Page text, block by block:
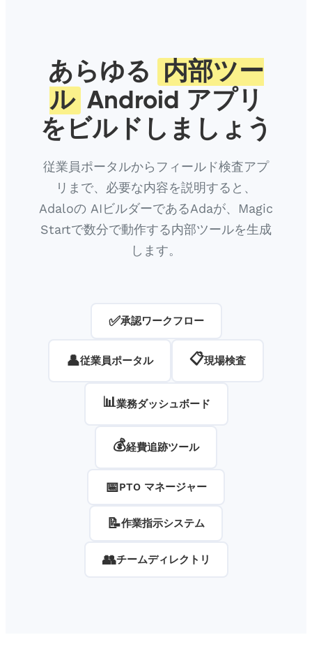
あらゆる
内部ツー
ル Android アプリ
をビルドしましょう
従業員ポータルからフィールド検査アプ
リまで、必要な内容を説明すると、
Adaloの AIビルダーであるAdaが、Magic
Startで数分で動作する内部ツールを生成
します。
✅承認ワークフロー
👤従業員ポータル 📋現場検査
📊業務ダッシュボード
💰経費追跡ツール
📅PTO マネージャー
📝作業指示システム
👥チームディレクトリ